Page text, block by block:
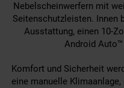
Nebelscheinwerfern mit
Seitenschutzleisten. Innen
Ausstattung, einen 10-
Android Auto™
Komfort und Sicherheit
eine manuelle